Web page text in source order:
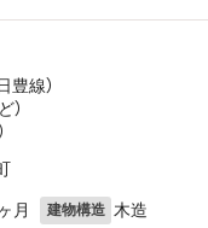
豊線）
）
月 建物構造 木造